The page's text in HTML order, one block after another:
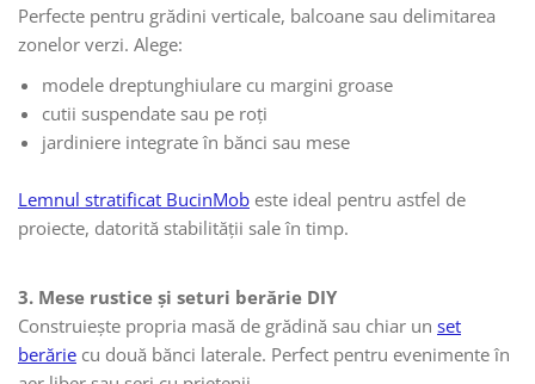
Perfecte pentru grădini verticale, balcoane sau delimitarea
zonelor verzi. Alege:
modele dreptunghiulare cu margini groase
cutii suspendate sau pe roți
jardiniere integrate în bănci sau mese
Lemnul stratificat BucinMob este ideal pentru astfel de
proiecte, datorită stabilității sale în timp.
3. Mese rustice și seturi berărie DIY
Construiește propria masă de grădină sau chiar un set
berărie cu două bănci laterale. Perfect pentru evenimente în